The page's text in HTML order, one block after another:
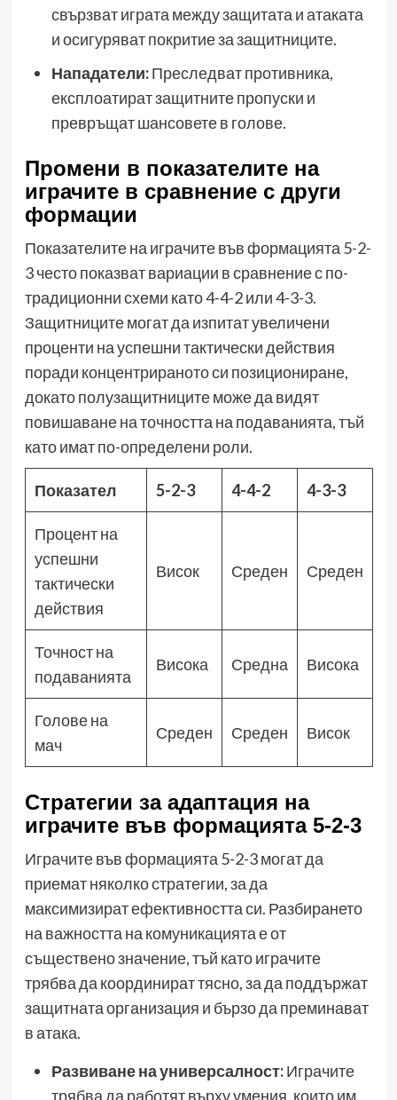
свързват играта между защитата и атаката
и осигуряват покритие за защитниците.
Нападатели:Преследват противника,
експлоатират защитните пропуски и
превръщат шансовете в голове.
Промени в показателите на
играчите в сравнение с други
формации
Показателите на играчите във формацията 5-2-
3 често показват вариации в сравнение с по-
традиционни схеми като 4-4-2 или 4-3-3.
Защитниците могат да изпитат увеличени
проценти на успешни тактически действия
поради концентрираното си позициониране,
докато полузащитниците може да видят
повишаване на точността на подаванията, тъй
като имат по-определени роли.
Показател 5-2-3 4-4-2 4-3-3
Процент на
успешни
тактически
действия
Висок Среден Среден
Точност на
подаванията
Висока Средна Висока
Голове на
мач
Среден Среден Висок
Стратегии за адаптация на
играчите във формацията 5-2-3
Играчите във формацията 5-2-3 могат да
приемат няколко стратегии, за да
максимизират ефективността си. Разбирането
на важността на комуникацията е от
съществено значение, тъй като играчите
трябва да координират тясно, за да поддържат
защитната организация и бързо да преминават
в атака.
Развиване на универсалност:Играчите
трябва да работят върху умения, които им